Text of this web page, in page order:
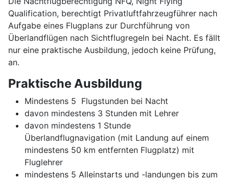
Qualification, berechtigt Privatluftfahrzeugführer nach
Aufgabe eines Flugplans zur Durchführung von
Überlandflügen nach Sichtflugregeln bei Nacht. Es fällt
nur eine praktische Ausbildung, jedoch keine Prüfung,
an.
Praktische Ausbildung
Mindestens 5 Flugstunden bei Nacht
davon mindestens 3 Stunden mit Lehrer
davon mindestens 1 Stunde
Überlandflugnavigation (mit Landung auf einem
mindestens 50 km entfernten Flugplatz) mit
Fluglehrer
mindestens 5 Alleinstarts und -landungen bis zum